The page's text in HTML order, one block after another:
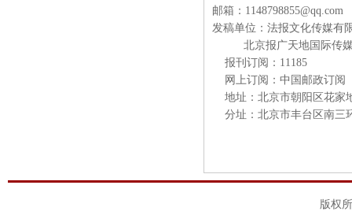
邮箱：1148798855@qq.com
发稿单位：法报文化传媒有
北京报广天地国际传媒
报刊订阅：11185
网上订阅：中国邮政订阅
地址：北京市朝阳区花家
分址：北京市丰台区南三
版权